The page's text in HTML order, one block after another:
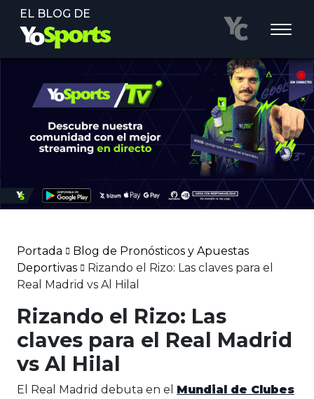
EL BLOG DE
Portada
Blog de Pronósticos y Apuestas
Deportivas
Rizando el Rizo: Las claves para el
Real Madrid vs Al Hilal
Rizando el Rizo: Las
claves para el Real Madrid
vs Al Hilal
El Real Madrid debuta en el Mundial de Clubes